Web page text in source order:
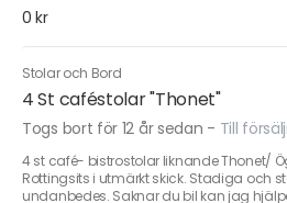
0 kr
Stolar och Bord
4 St caféstolar "Thonet"
Togs bort för 12 år sedan - Till
4 st café- bistrostolar liknande Thonet/
Rottingsits i utmärkt skick. Stadiga och
undanbedes. Saknar du bil kan jag